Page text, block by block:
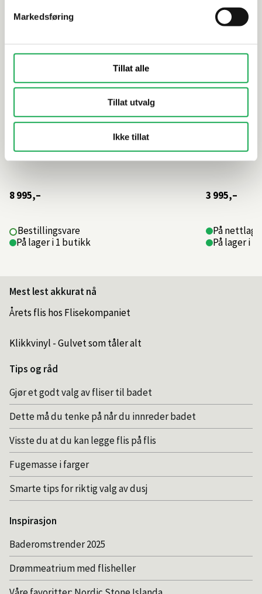
Markedsføring
Tillat alle
Tillat utvalg
Ikke tillat
8 995,–
Bestillingsvare
På lager i 1 butikk
3 995,–
På
På lager i
Mest lest akkurat nå
Årets flis hos Flisekompaniet
Klikkvinyl - Gulvet som tåler alt
Tips og råd
Gjør et godt valg av fliser til badet
Dette må du tenke på når du innreder badet
Visste du at du kan legge flis på flis
Fugemasse i farger
Smarte tips for riktig valg av dusj
Inspirasjon
Baderomstrender 2025
Drømmeatrium med flisheller